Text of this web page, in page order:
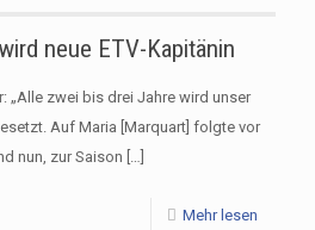
neue ETV-Kapitänin
„Alle zwei bis drei Jahre wird unser
Auf Maria [Marquart] folgte vor
nun, zur Saison […]
Mehr lesen